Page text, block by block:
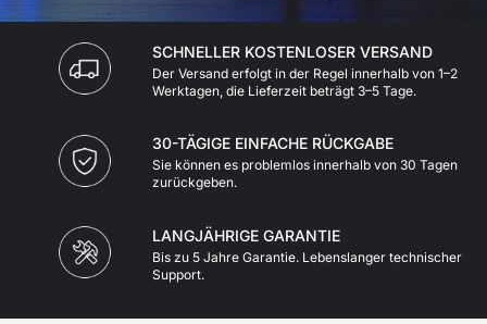
SCHNELLER KOSTENLOSER VERSAND
Der Versand erfolgt in der Regel innerhalb von 1–2
Werktagen, die Lieferzeit beträgt 3–5 Tage.
30-TÄGIGE EINFACHE RÜCKGABE
Sie können es problemlos innerhalb von 30 Tagen
zurückgeben.
LANGJÄHRIGE GARANTIE
Bis zu 5 Jahre Garantie. Lebenslanger technischer
Support.